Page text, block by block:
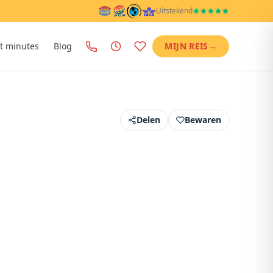
Uitstekend
minutes Blog MIJN REIS →
Delen Bewaren